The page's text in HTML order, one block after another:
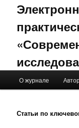
Skip to primary
Skip to secondary
О журнале
Статьи по